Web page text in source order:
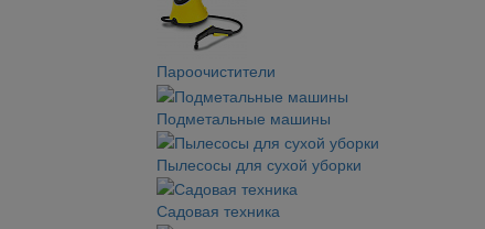
Пароочистители
Подметальные машины
Пылесосы для сухой уборки
Садовая техника